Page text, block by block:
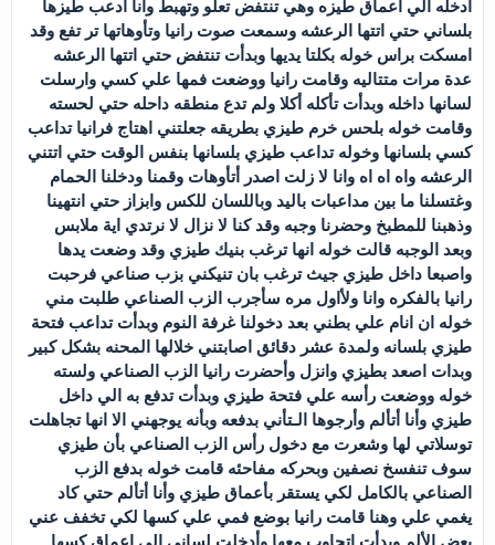
ادخله الي اعماق طيزه وهي تنتفض تعلو وتهبط وانا ادعب طيزها
بلساني حتي اتتها الرعشه وسمعت صوت رانيا وتأوهاتها تر تفع وقد
امسكت براس خوله بكلتا يديها وبدأت تنتفض حتي اتتها الرعشه
عدة مرات متتاليه وقامت رانيا ووضعت فمها علي كسي وارسلت
لسانها داخله وبدأت تأكله أكلا ولم تدع منطقه داحله حتي لحسته
وقامت خوله بلحس خرم طيزي بطريقه جعلتني اهتاج فرانيا تداعب
كسي بلسانها وخوله تداعب طيزي بلسانها بنفس الوقت حتي اتتني
الرعشه واه اه اه وانا لا زلت اصدر أتأوهات وقمنا ودخلنا الحمام
وغتسلنا ما بين مداعبات باليد وباللسان للكس وابزاز حتي انتهينا
وذهبنا للمطبخ وحضرنا وجبه وقد كنا لا نزال لا نرتدي اية ملابس
وبعد الوجبه قالت خوله انها ترغب بنيك طيزي وقد وضعت يدها
واصبعا داخل طيزي جيث ترغب بان تنيكني بزب صناعي فرحبت
رانيا بالفكره وانا ولأاول مره سأجرب الزب الصناعي طلبت مني
خوله ان انام علي بطني بعد دخولنا غرفة النوم وبدأت تداعب فتحة
طيزي بلسانه ولمدة عشر دقائق اصابتني خلالها المحنه بشكل كبير
وبدات اصعد بطيزي وانزل وأحضرت رانيا الزب الصناعي ولسته
خوله ووضعت رأسه علي فتحة طيزي وبدأت تدفع به الي داخل
طيزي وأنا أتألم وأرجوها الـتأني بدفعه وبأنه يوجهني الا انها تجاهلت
توسلاتي لها وشعرت مع دخول رأس الزب الصناعي بأن طيزي
سوف تنفسخ نصفين وبحركه مفاحئه قامت خوله بدفع الزب
الصناعي بالكامل لكي يستقر بأعماق طيزي وأنا أتألم حتي كاد
يغمي علي وهنا قامت رانيا بوضع فمي علي كسها لكي تخفف عني